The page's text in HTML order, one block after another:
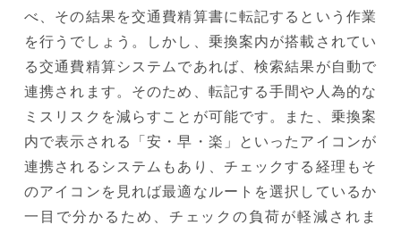
べ、その結果を交通費精算書に転記するという作業
を行うでしょう。しかし、乗換案内が搭載されてい
る交通費精算システムであれば、検索結果が自動で
連携されます。そのため、転記する手間や人為的な
ミスリスクを減らすことが可能です。また、乗換案
内で表示される「安・早・楽」といったアイコンが
連携されるシステムもあり、チェックする経理もそ
のアイコンを見れば最適なルートを選択しているか
一目で分かるため、チェックの負荷が軽減されま